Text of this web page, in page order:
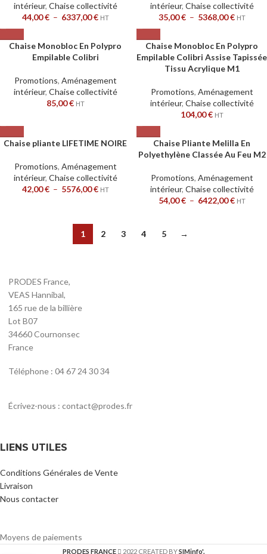
intérieur, Chaise collectivité
44,00€ – 6337,00€ HT
intérieur, Chaise collectivité
35,00€ – 5368,00€ HT
Chaise Monobloc En Polypro
Empilable Colibri
Promotions, Aménagement
intérieur, Chaise collectivité
85,00€ HT
Chaise Monobloc En Polypro
Empilable Colibri Assise Tapissée
Tissu Acrylique M1
Promotions, Aménagement
intérieur, Chaise collectivité
104,00€ HT
Chaise pliante LIFETIME NOIRE
Promotions, Aménagement
intérieur, Chaise collectivité
42,00€ – 5576,00€ HT
Chaise Pliante Melilla En
Polyethylène Classée Au Feu M2
Promotions, Aménagement
intérieur, Chaise collectivité
54,00€ – 6422,00€ HT
1 2 3 4 5 →
PRODES France,
VEAS Hannibal,
165 rue de la billière
Lot B07
34660 Cournonsec
France
Téléphone : 04 67 24 30 34
Écrivez-nous : contact@prodes.fr
LIENS UTILES
Conditions Générales de Vente
Livraison
Nous contacter
Moyens de paiements
PRODES FRANCE 2022 CREATED BYSIMinfo'.